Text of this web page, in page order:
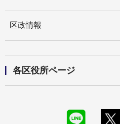
区政情報
各区役所ページ